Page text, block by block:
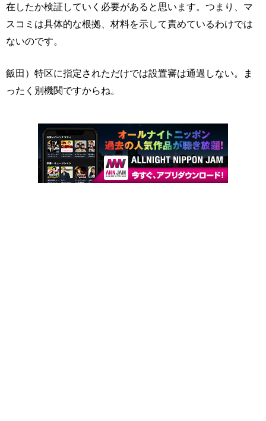
在したか検証していく必要があると思います。つまり、マ
スコミは具体的な根拠、材料を示して責めているわけでは
ないのです。
飯田）特区に指定されただけでは設置審は通過しない。ま
ったく別機関ですからね。